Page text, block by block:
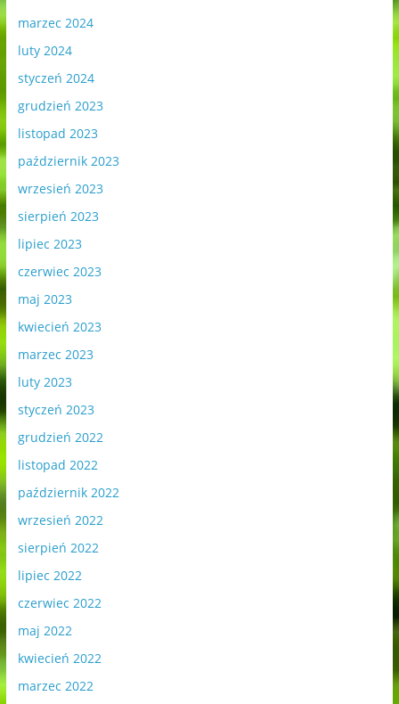
marzec 2024
luty 2024
styczeń 2024
grudzień 2023
listopad 2023
październik 2023
wrzesień 2023
sierpień 2023
lipiec 2023
czerwiec 2023
maj 2023
kwiecień 2023
marzec 2023
luty 2023
styczeń 2023
grudzień 2022
listopad 2022
październik 2022
wrzesień 2022
sierpień 2022
lipiec 2022
czerwiec 2022
maj 2022
kwiecień 2022
marzec 2022